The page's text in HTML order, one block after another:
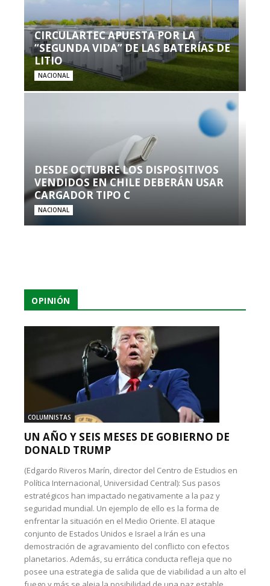
CIRCULARTEC APUESTA POR LA
“SEGUNDA VIDA” DE LAS BATERÍAS DE
LITIO
NACIONAL
DESDE OCTUBRE LOS DISPOSITIVOS
VENDIDOS EN CHILE DEBERÁN USAR
CARGADOR TIPO C
NACIONAL
OPINIÓN
COLUMNISTAS
UN AÑO Y SEIS MESES DE GOBIERNO DE
DONALD TRUMP
(Edgardo Riveros Marín, director del Centro de Estudios en
Política Internacional, Universidad Central): Sus pasos
estratégicos han impactado negativamente a la paz y
seguridad mundial. Un ejemplo de ello es la forma de
enfrentar la situación en el Medio Oriente. El ataque
conjunto de Estados Unidos e Israel a Irán es una
demostración de agravamiento del conflicto con efectos
planetarios. Además, su errática conducta refleja que no
posee una estrategia de salida que de viabilidad a un alto el